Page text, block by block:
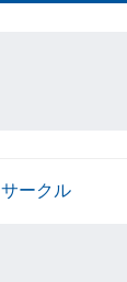
サークル